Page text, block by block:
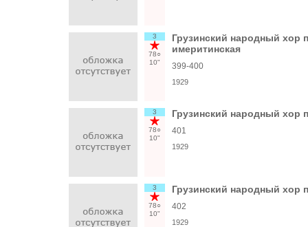
3
78○
10"
Грузинский народный хор
имеритинская
399-400
1929
3
78○
10"
Грузинский народный хор
401
1929
3
78○
10"
Грузинский народный хор
402
1929